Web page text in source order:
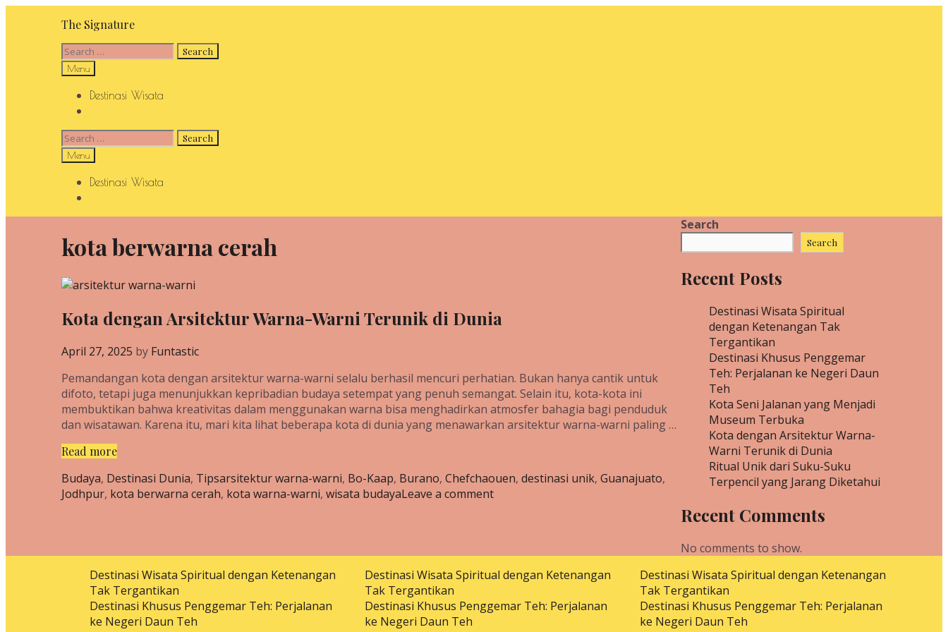
The Signature
Search
for:
Search
Menu
Destinasi Wisata
Search
for:
Search
Menu
Destinasi Wisata
kota berwarna cerah
Kota dengan Arsitektur Warna-Warni Terunik di Dunia
April 27, 2025 by Funtastic
Pemandangan kota dengan arsitektur warna-warni selalu berhasil mencuri perhatian. Bukan hanya cantik untuk
difoto, tetapi juga menunjukkan kepribadian budaya setempat yang penuh semangat. Selain itu, kota-kota ini
membuktikan bahwa kreativitas dalam menggunakan warna bisa menghadirkan atmosfer bahagia bagi penduduk
dan wisatawan. Karena itu, mari kita lihat beberapa kota di dunia yang menawarkan arsitektur warna-warni paling …
Read moreKota
Arsitektur
Warna-
Dunia
Categories
Budaya, Destinasi Dunia, TipsTags
arsitektur warna-warni, Bo-Kaap, Burano, Chefchaouen, destinasi unik, Guanajuato,
Jodhpur, kota berwarna cerah, kota warna-warni, wisata budayaLeave a comment
Search
Search
Recent Posts
Destinasi Wisata Spiritual
dengan Ketenangan Tak
Tergantikan
Destinasi Khusus Penggemar
Teh: Perjalanan ke Negeri Daun
Teh
Kota Seni Jalanan yang Menjadi
Museum Terbuka
Kota dengan Arsitektur Warna-
Warni Terunik di Dunia
Ritual Unik dari Suku-Suku
Terpencil yang Jarang Diketahui
Recent Comments
No comments to show.
Destinasi Wisata Spiritual dengan Ketenangan
Tak Tergantikan
Destinasi Khusus Penggemar Teh: Perjalanan
ke Negeri Daun Teh
Destinasi Wisata Spiritual dengan Ketenangan
Tak Tergantikan
Destinasi Khusus Penggemar Teh: Perjalanan
ke Negeri Daun Teh
Destinasi Wisata Spiritual dengan Ketenangan
Tak Tergantikan
Destinasi Khusus Penggemar Teh: Perjalanan
ke Negeri Daun Teh